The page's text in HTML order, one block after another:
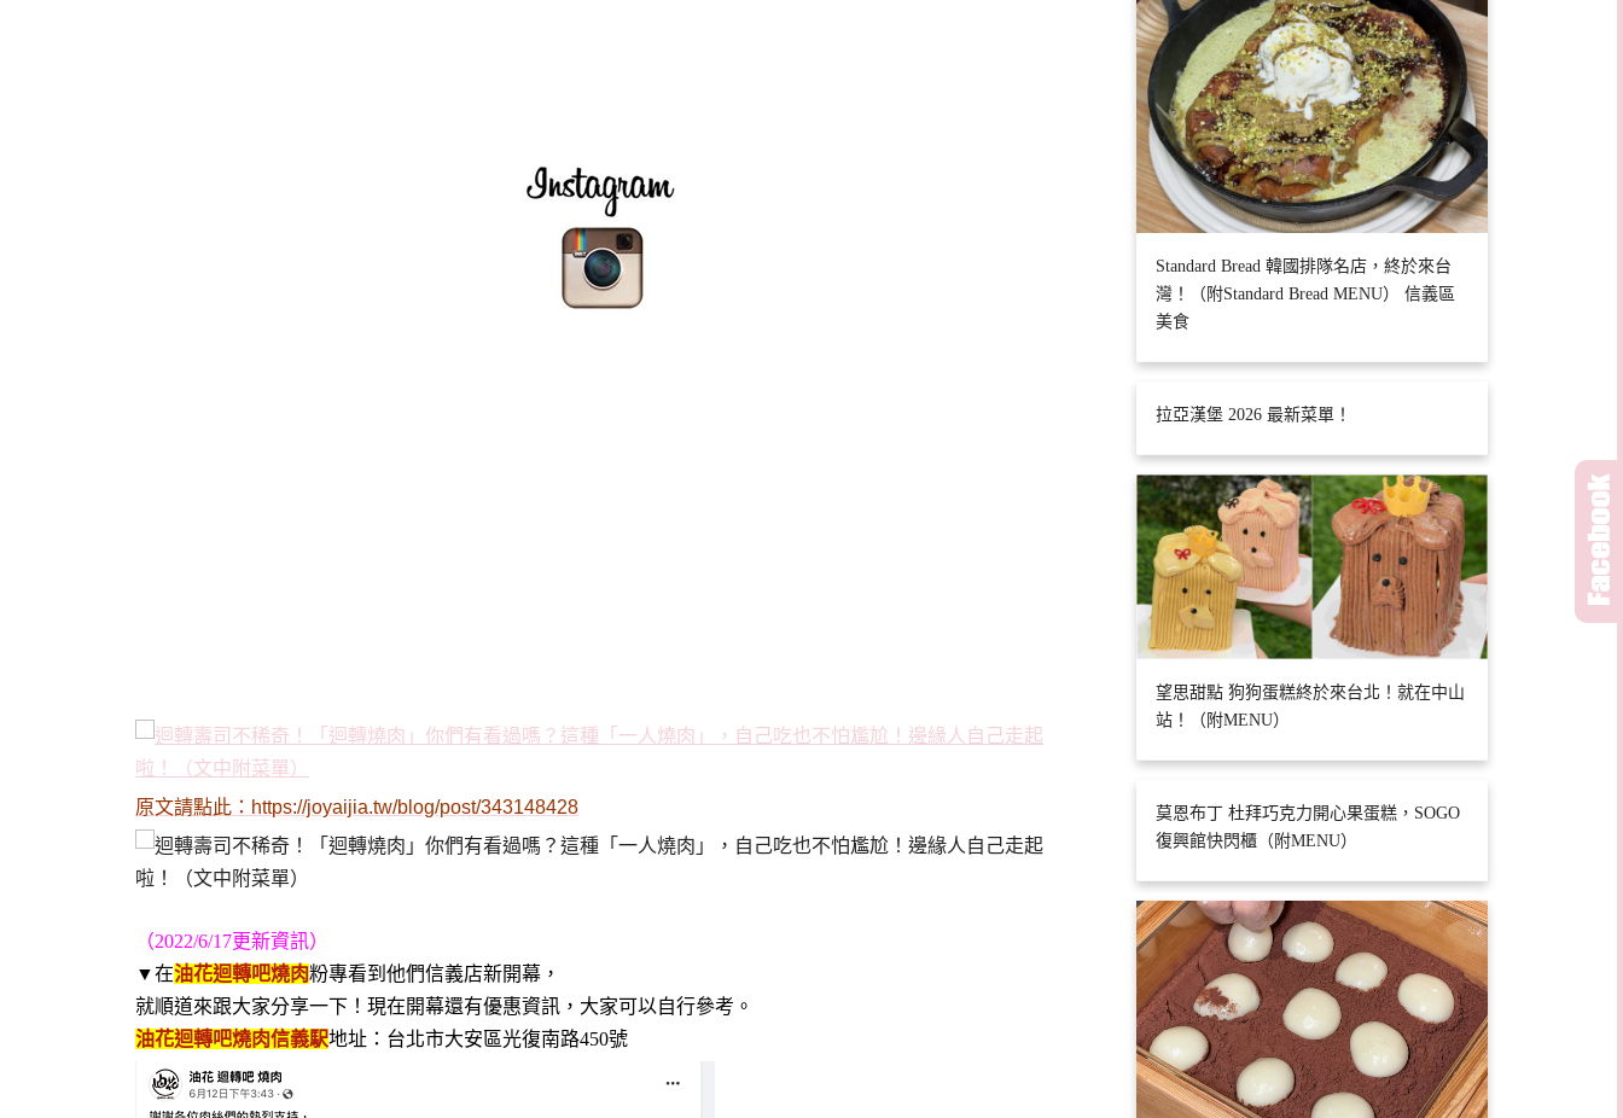
原文請點此： https://joyaijia.tw/blog/post/343148428
（2022/6/17更新資訊）
▼在油花迴轉吧燒肉粉專看到他們信義店新開幕，
就順道來跟大家分享一下！現在開幕還有優惠資訊，大家可以自行參考。
油花迴轉吧燒肉信義駅地址：台北市大安區光復南路450號
Standard Bread 韓國排隊名店，終於來台
灣！（附Standard Bread MENU） 信義區
美食
拉亞漢堡 2026 最新菜單！
望思甜點 狗狗蛋糕終於來台北！就在中山
站！（附MENU）
莫恩布丁 杜拜巧克力開心果蛋糕，SOGO
復興館快閃櫃（附MENU）